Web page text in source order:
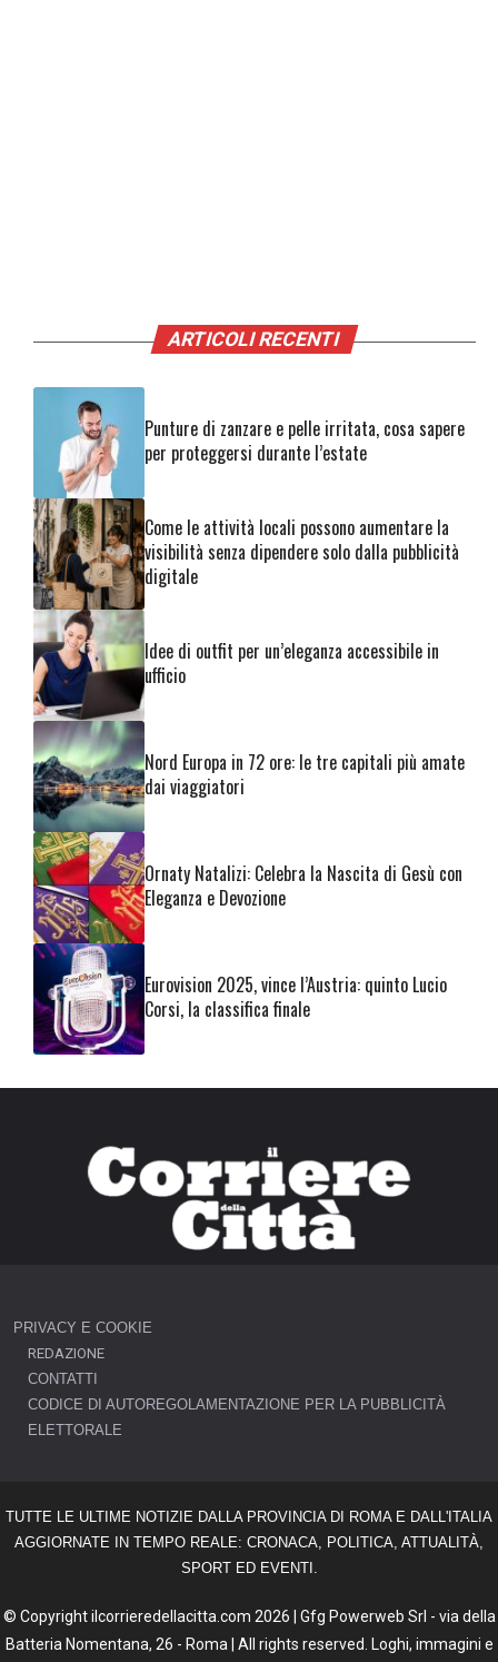
ARTICOLI RECENTI
Punture di zanzare e pelle irritata, cosa sapere
per proteggersi durante l’estate
Come le attività locali possono aumentare la
visibilità senza dipendere solo dalla pubblicità
digitale
Idee di outfit per un’eleganza accessibile in
ufficio
Nord Europa in 72 ore: le tre capitali più amate
dai viaggiatori
Ornaty Natalizi: Celebra la Nascita di Gesù con
Eleganza e Devozione
Eurovision 2025, vince l’Austria: quinto Lucio
Corsi, la classifica finale
PRIVACY E COOKIE
REDAZIONE
CONTATTI
CODICE DI AUTOREGOLAMENTAZIONE PER LA PUBBLICITÀ
ELETTORALE
TUTTE LE ULTIME NOTIZIE DALLA PROVINCIA DI ROMA E DALL'ITALIA
AGGIORNATE IN TEMPO REALE: CRONACA, POLITICA, ATTUALITÀ,
SPORT ED EVENTI.
© Copyright ilcorrieredellacitta.com 2026 | Gfg Powerweb Srl - via della
Batteria Nomentana, 26 - Roma | All rights reserved. Loghi, immagini e